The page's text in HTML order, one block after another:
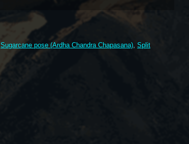
Sugarcane pose (Ardha Chandra Chapasana), Split